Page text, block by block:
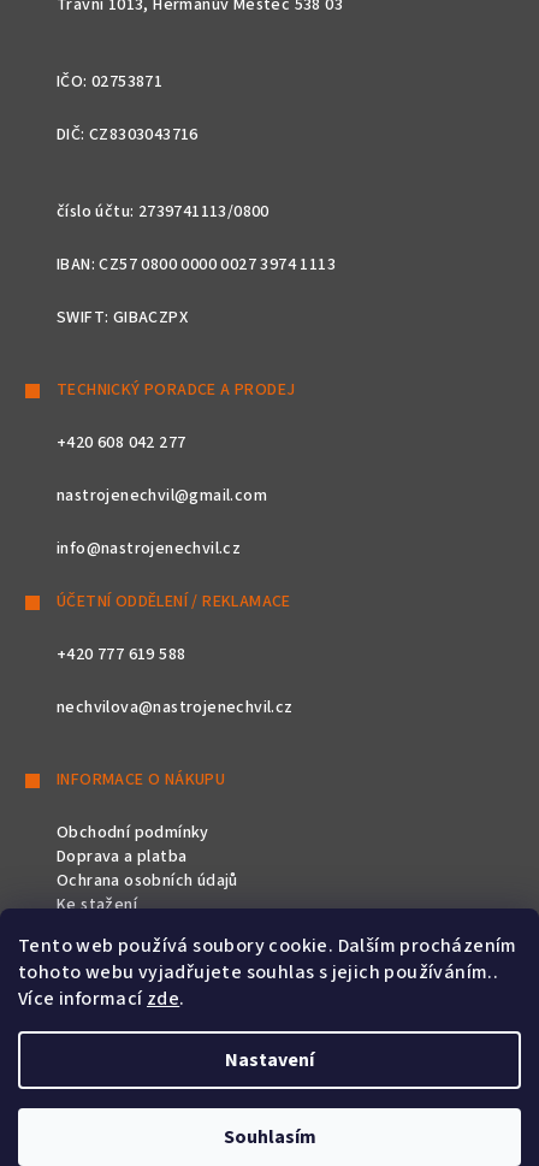
Tento web používá soubory cookie. Dalším procházením
tohoto webu vyjadřujete souhlas s jejich používáním..
Více informacízde.
Nastavení
Souhlasím
Travní 1013, Heřmanův Městec 538 03
IČO: 02753871
DIČ: CZ8303043716
číslo účtu: 2739741113/0800
IBAN: CZ57 0800 0000 0027 3974 1113
SWIFT: GIBACZPX
TECHNICKÝ PORADCE A PRODEJ
+420 608 042 277
nastrojenechvil@gmail.com
info@nastrojenechvil.cz
ÚČETNÍ ODDĚLENÍ / REKLAMACE
+420 777 619 588
nechvilova@nastrojenechvil.cz
INFORMACE O NÁKUPU
Obchodní podmínky
Doprava a platba
Ochrana osobních údajů
Ke stažení
SLEDUJTE NÁS